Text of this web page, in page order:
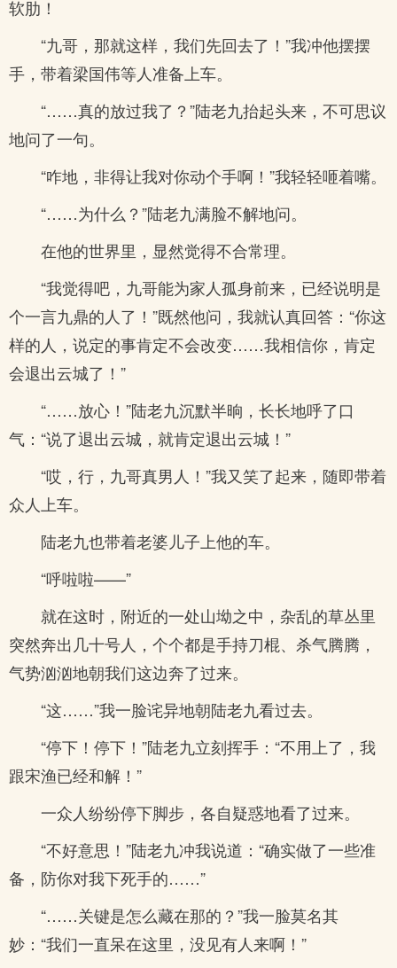
软肋！
“九哥，那就这样，我们先回去了！”我冲他摆摆
手，带着梁国伟等人准备上车。
“……真的放过我了？”陆老九抬起头来，不可思议
地问了一句。
“咋地，非得让我对你动个手啊！”我轻轻咂着嘴。
“……为什么？”陆老九满脸不解地问。
在他的世界里，显然觉得不合常理。
“我觉得吧，九哥能为家人孤身前来，已经说明是
个一言九鼎的人了！”既然他问，我就认真回答：“你这
样的人，说定的事肯定不会改变……我相信你，肯定
会退出云城了！”
“……放心！”陆老九沉默半晌，长长地呼了口
气：“说了退出云城，就肯定退出云城！”
“哎，行，九哥真男人！”我又笑了起来，随即带着
众人上车。
陆老九也带着老婆儿子上他的车。
“呼啦啦——”
就在这时，附近的一处山坳之中，杂乱的草丛里
突然奔出几十号人，个个都是手持刀棍、杀气腾腾，
气势汹汹地朝我们这边奔了过来。
“这……”我一脸诧异地朝陆老九看过去。
“停下！停下！”陆老九立刻挥手：“不用上了，我
跟宋渔已经和解！”
一众人纷纷停下脚步，各自疑惑地看了过来。
“不好意思！”陆老九冲我说道：“确实做了一些准
备，防你对我下死手的……”
“……关键是怎么藏在那的？”我一脸莫名其
妙：“我们一直呆在这里，没见有人来啊！”